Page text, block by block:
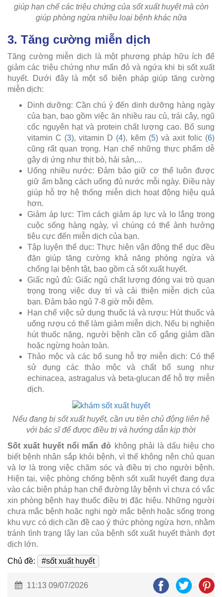
giúp hạn chế các triệu chứng của sốt xuất huyết mà còn
giúp phòng ngừa nhiều loại bệnh khác nữa
3. Tăng cường miễn dịch
Tăng cường miễn dịch là một phương pháp hữu ích để
giảm các triệu chứng như mẩn đỏ và ngứa khi bị sốt xuất
huyết. Dưới đây là một số biện pháp giúp tăng cường
miễn dịch:
Dinh dưỡng: Cần chú ý đến dinh dưỡng hàng ngày
của bạn, bao gồm việc ăn nhiều rau củ, trái cây, ngũ
cốc nguyên hạt và protein chất lượng cao. Bổ sung
vitamin C (3), vitamin D (4), kẽm (5) và axit folic (6)
cũng rất quan trọng. Hạn chế những thực phẩm dễ
gây dị ứng như thịt bò, hải sản,...
Uống nhiều nước: Đảm bảo giữ cơ thể luôn được
giữ ẩm bằng cách uống đủ nước mỗi ngày. Điều này
giúp hỗ trợ hệ thống miễn dịch hoạt động hiệu quả
hơn.
Giảm áp lực: Tìm cách giảm áp lực và lo lắng trong
cuộc sống hàng ngày, vì chúng có thể ảnh hưởng
tiêu cực đến miễn dịch của bạn.
Tập luyện thể dục: Thực hiện vận động thể dục đều
đặn giúp tăng cường khả năng phòng ngừa và
chống lại bệnh tật, bao gồm cả sốt xuất huyết.
Giấc ngủ đủ: Giấc ngủ chất lượng đóng vai trò quan
trọng trong việc duy trì và cải thiện miễn dịch của
bạn. Đảm bảo ngủ 7-8 giờ mỗi đêm.
Hạn chế việc sử dụng thuốc lá và rượu: Hút thuốc và
uống rượu có thể làm giảm miễn dịch. Nếu bị nghiện
hút thuốc nặng, người bệnh cần cố gắng giảm dần
hoặc ngừng hoàn toàn.
Thảo mộc và các bổ sung hỗ trợ miễn dịch: Có thể
sử dụng các thảo mộc và chất bổ sung như
echinacea, astragalus và beta-glucan để hỗ trợ miễn
dịch.
Nếu đang bị sốt xuất huyết, cần ưu tiên chủ động liên hệ
với bác sĩ để được điều trị và hướng dẫn kịp thời
Sốt xuất huyết nổi mẩn đỏ không phải là dấu hiệu cho
biết bệnh nhân sắp khỏi bệnh, vì thế không nên chủ quan
và lơ là trong việc chăm sóc và điều trị cho người bệnh.
Hiện tại, việc phòng chống bệnh sốt xuất huyết đang dựa
vào các biện pháp hạn chế đường lây bệnh vì chưa có vắc
xin phòng bệnh hay thuốc điều trị đặc hiệu. Những người
chưa mắc bệnh hoặc nghi ngờ mắc bệnh hoặc sống trong
khu vực có dịch cần đề cao ý thức phòng ngừa hơn, nhằm
tránh tình trạng lây lan của bệnh sốt xuất huyết thành đợt
dịch lớn.
Chủ đề:
#sốt xuất huyết
11:13 09/07/2026